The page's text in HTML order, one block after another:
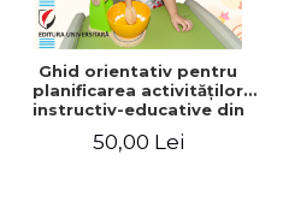
Ghid orientativ pentru
planificarea activităţilor
instructiv-educative din
Grupa mică. Material
50,00 Lei